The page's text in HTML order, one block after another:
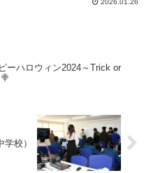
ーハロウィン2024～Trick or
校）